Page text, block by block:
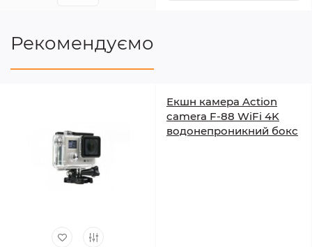
Рекомендуємо
Екшн камера Action
camera F-88 WiFi 4K
водонепроникний бокс